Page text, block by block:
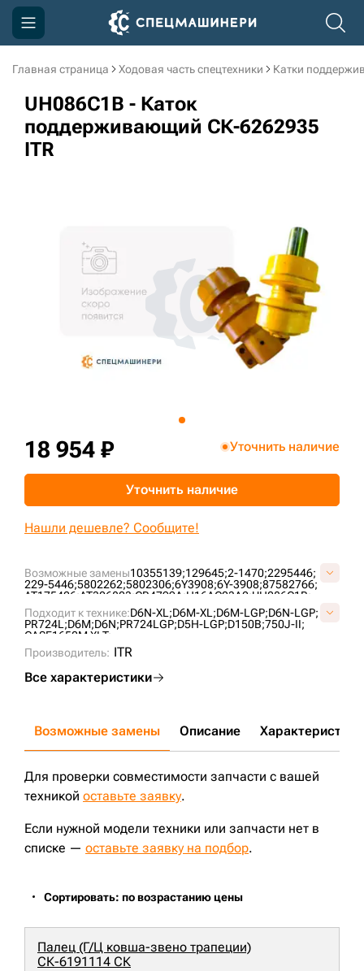
Главная страница Ходовая часть спецтехники Катки
UH086C1B - Каток
поддерживающий СК-6262935
ITR
Возможные замены10355139;129645;2-1470;2295446;
229-5446;5802262;5802306;6Y3908;6Y-3908;87582766;
AT175426;AT306803;CR4799A;H16AC03A2;UH086C1B;
VC0105H0;
Подходит к технике:D6N-XL;D6M-XL;D6M-LGP;D6N-LGP;
PR724L;D6M;D6N;PR724LGP;D5H-LGP;D150B;750J-II;
CASE1650M XLT;
Производитель: ITR
Все характеристики
18 954 ₽ Уточнить наличие
Уточнить наличие
Нашли дешевле? Сообщите!
Возможные замены Описание Характеристики
Для проверки совместимости запчасти с вашей
техникой оставьте заявку.
Если нужной модели техники или запчасти нет в
списке — оставьте заявку на подбор.
Сортировать: по возрастанию цены
Палец (Г/Ц ковша-звено трапеции)
СК-6191114 СК
Компания
Акции
Доставка и оплата
3D тур по производству